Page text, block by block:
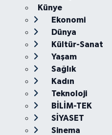
Künye
Ekonomi
Dünya
Kültür-Sanat
Yaşam
Sağlık
Kadın
Teknoloji
BİLİM-TEK
SİYASET
Sinema